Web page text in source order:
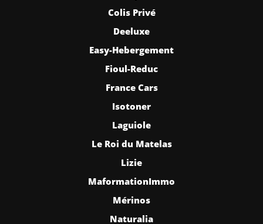
Colis Privé
Deeluxe
Easy-Hebergement
Fioul-Reduc
France Cars
Isotoner
Laguiole
Le Roi du Matelas
Lizie
MaformationImmo
Mérinos
Naturalia